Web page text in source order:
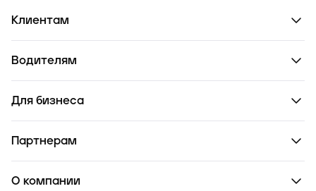
Клиентам
Водителям
Для бизнеса
Партнерам
О компании